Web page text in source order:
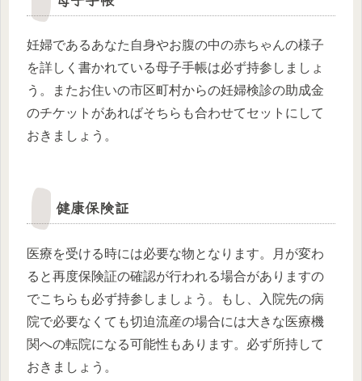
妊婦であるあなた自身やお腹の中の赤ちゃんの様子
を詳しく書かれている母子手帳は必ず持参しましょ
う。またお住いの市区町村からの妊婦検診の助成金
のチケットがあればそちらも合わせてセットにして
おきましょう。
健康保険証
医療を受ける時には必要な物となります。月が変わ
ると再度保険証の確認が行われる場合がありますの
でこちらも必ず持参しましょう。もし、入院先の病
院で必要なくても切迫流産の場合には大きな医療機
関への転院になる可能性もあります。必ず所持して
おきましょう。